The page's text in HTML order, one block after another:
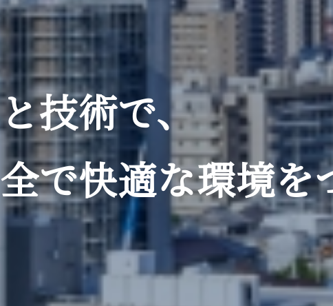
技術で、
で快適な環境を